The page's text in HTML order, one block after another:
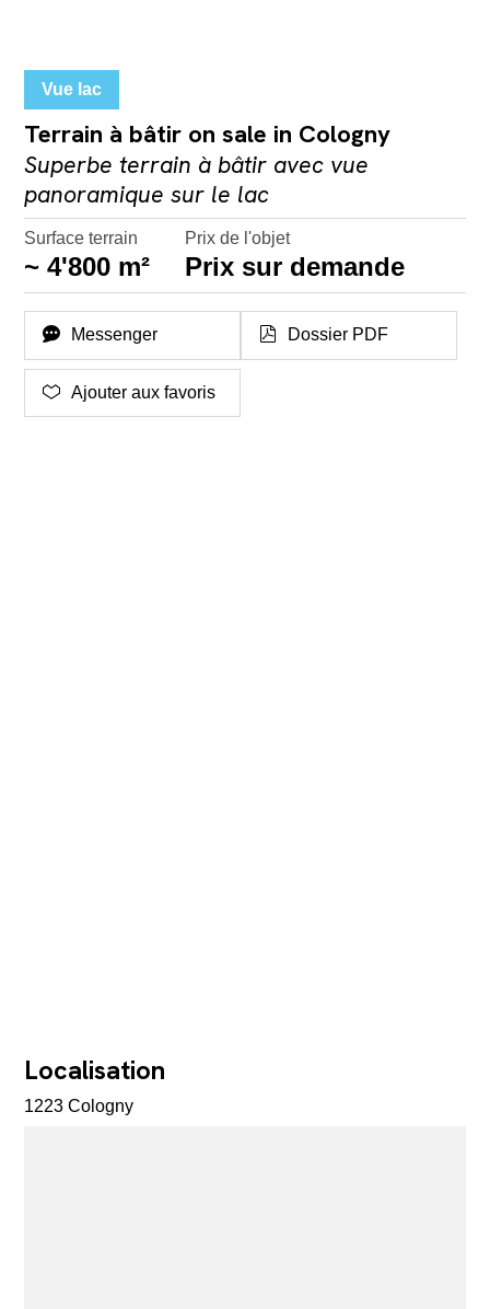
Vue lac
Terrain à bâtir on sale in Cologny
Superbe terrain à bâtir avec vue
panoramique sur le lac
Surface terrain
~ 4'800 m²
Prix de l'objet
Prix sur demande
Messenger Dossier PDF
Ajouter aux favoris
Localisation
1223 Cologny